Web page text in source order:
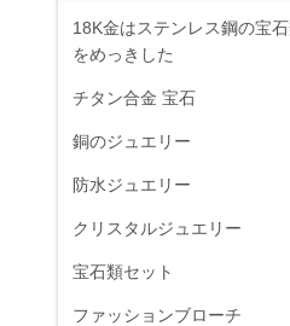
18K金はステンレス鋼の宝
をめっきした
チタン合金 宝石
銅のジュエリー
防水ジュエリー
クリスタルジュエリー
宝石類セット
ファッションブローチ